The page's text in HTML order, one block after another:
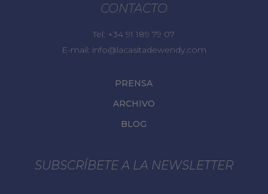
CONTACTO
Tel: +34 91 189 79 07
E-mail: info@lacasitadewendy.com
PRENSA
ARCHIVO
BLOG
SUBSCRÍBETE A LA NEWSLETTER